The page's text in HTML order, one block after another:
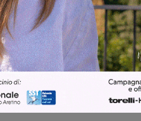
Agosto 2026
da una struttura di
l’uomo che aveva
2020